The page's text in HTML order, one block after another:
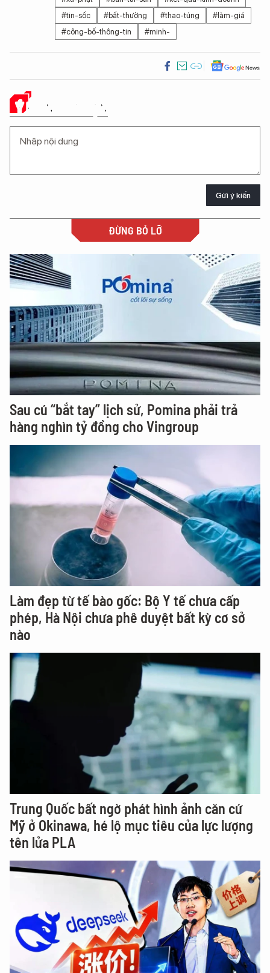
#tin-sốc
#bất-thường #thao-túng
#làm-giá
#công-bố-thông-tin
#minh-
Ý KIẾN CỦA BẠN
Gửi ý kiến
ĐỪNG BỎ LỠ
Sau cú “bắt tay” lịch sử, Pomina phải trả
hàng nghìn tỷ đồng cho Vingroup
Làm đẹp từ tế bào gốc: Bộ Y tế chưa cấp
phép, Hà Nội chưa phê duyệt bất kỳ cơ sở
nào
Trung Quốc bất ngờ phát hình ảnh căn cứ
Mỹ ở Okinawa, hé lộ mục tiêu của lực lượng
tên lửa PLA